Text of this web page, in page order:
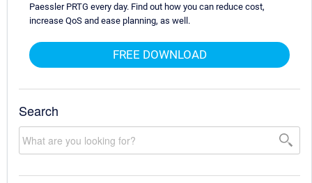
Paessler PRTG every day. Find out how you can reduce cost,
increase QoS and ease planning, as well.
FREE DOWNLOAD
Search